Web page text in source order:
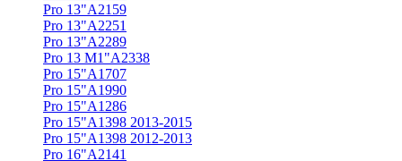
Pro 13"A2159
Pro 13"A2251
Pro 13"A2289
Pro 13 M1"A2338
Pro 15"A1707
Pro 15"A1990
Pro 15"A1286
Pro 15"A1398 2013-2015
Pro 15"A1398 2012-2013
Pro 16"A2141